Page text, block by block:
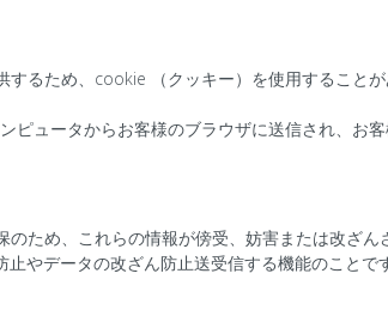
するため、cookie （クッキー）を使用すること
ュータからお客様のブラウザに送信され、お
ため、これらの情報が傍受、妨害または改ざ
やデータの改ざん防止送受信する機能のことで